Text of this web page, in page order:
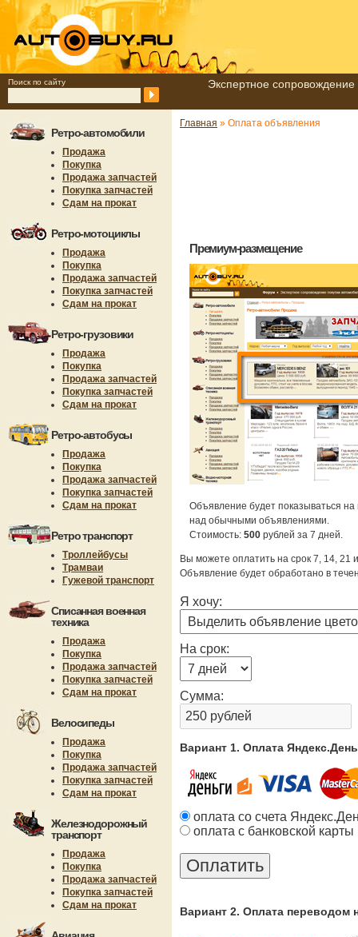
Поиск по сайту Экспертное
Ретро-автомобили
Продажа
Покупка
Продажа запчастей
Покупка запчастей
Сдам на прокат
Ретро-мотоциклы
Продажа
Покупка
Продажа запчастей
Покупка запчастей
Сдам на прокат
Ретро-грузовики
Продажа
Покупка
Продажа запчастей
Покупка запчастей
Сдам на прокат
Ретро-автобусы
Продажа
Покупка
Продажа запчастей
Покупка запчастей
Сдам на прокат
Ретро транспорт
Троллейбусы
Трамваи
Гужевой транспорт
Списанная военная
техника
Продажа
Покупка
Продажа запчастей
Покупка запчастей
Сдам на прокат
Велосипеды
Продажа
Покупка
Продажа запчастей
Покупка запчастей
Сдам на прокат
Железнодорожный
транспорт
Продажа
Покупка
Продажа запчастей
Покупка запчастей
Сдам на прокат
Главная » Оплата объявления
Премиум-размещение
Объявление будет показываться
над обычными объявлениями.
Стоимость: 500 рублей за 7 дней.
Вы можете оплатить на срок 7, 14, 21
Объявление будет обработано в
Я хочу:
На срок:
Сумма:
Вариант 1. Оплата
оплата со счета
оплата с банковской карты
Вариант 2. Оплата переводом